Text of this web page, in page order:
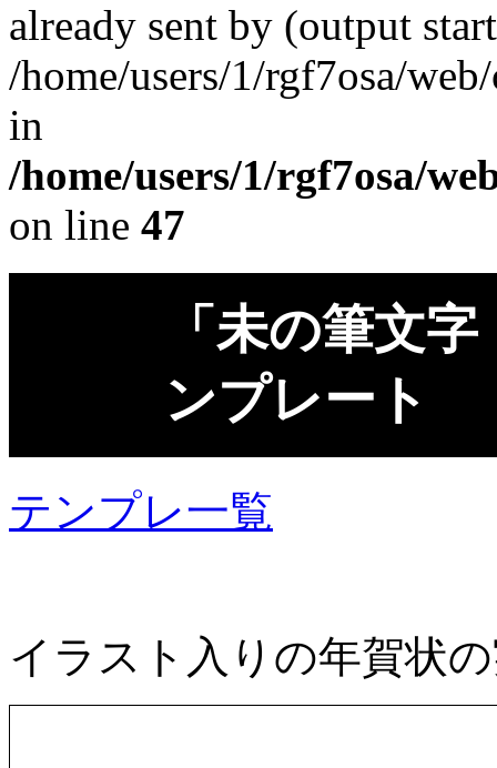
already sent by (output
/home/users/1/rgf7osa/
in
/home/users/1/rgf7osa/
on line 47
「未の筆文
ンプレート
テンプレ一覧
イラスト入りの年賀状